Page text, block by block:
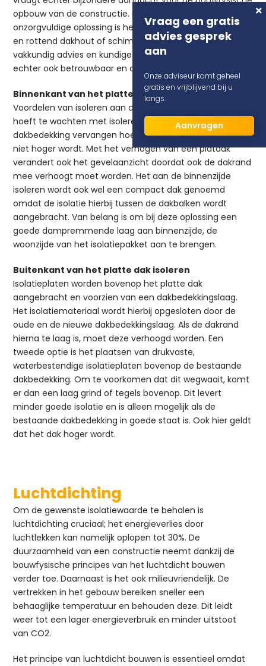
opbouw van de constructie. Bij een onjuiste of
onzorgvuldige oplossing is het risico op vochtproblemen
en rottend dakhout of schimmel zeer groot. Met een
vakkundig advies en kundige uitvoering kan uw platte dak
echter ook betrouwbaar en duurzaam geïsoleerd worden.
Binnenkant van het platte dak isoleren
Voordelen van isoleren aan de binnenzijde zijn dat je niet
hoeft te wachten met isoleren tot het moment dat de
dakbedekking vervangen hoeft te worden en dat het dak
niet hoger wordt. Met het verhogen van een platdak
verandert ook het gevelaanzicht doordat ook de dakrand
mee verhoogt moet worden. Het aan de binnenzijde
isoleren wordt ook wel een compact dak genoemd
omdat de isolatie hierbij tussen de dakbalken wordt
aangebracht. Van belang is om bij deze oplossing een
goede dampremmende laag aan binnenzijde, de
woonzijde van het isolatiepakket aan te brengen.
Buitenkant van het platte dak isoleren
Isolatieplaten worden bovenop het platte dak
aangebracht en voorzien van een dakbedekkingslaag.
Het isolatiemateriaal wordt hierbij opgesloten door de
oude en de nieuwe dakbedekkingslaag. Als de dakrand
hierna te laag is, moet deze verhoogd worden. Een
tweede optie is het plaatsen van drukvaste,
waterbestendige isolatieplaten bovenop de bestaande
dakbedekking. Om te voorkomen dat dit wegwaait, komt
er dan een laag grind of tegels bovenop. Dit levert
minder goede isolatie en is alleen mogelijk als de
bestaande dakbedekking in goede staat is. Ook hier geldt
dat het dak hoger wordt.
Luchtdichting
Om de gewenste isolatiewaarde te behalen is
luchtdichting cruciaal; het energieverlies door
luchtlekken kan namelijk oplopen tot 30%. De
duurzaamheid van een constructie neemt dankzij de
bouwfysische principes van het luchtdicht bouwen
verder toe. Daarnaast is het ook milieuvriendelijk. De
vertrekken in het gebouw bereiken sneller een
behaaglijke temperatuur en behouden deze. Dit leidt
weer tot een lager energieverbruik en minder uitstoot
van CO2.
Het principe van luchtdicht bouwen is essentieel omdat
Vraag een gratis
advies gesprek
aan
Onze adviseur komt geheel
gratis en vrijblijvend bij u
langs.
Aanvragen